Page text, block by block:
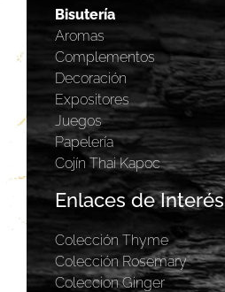
Bisutería
Aromas
Complementos
Decoración
Expositores
Juegos
Papelería
Cojín Thai Kapoc
Enlaces de Interés
Colección Thyme
Colección Rosemary
Coleccion Ginger